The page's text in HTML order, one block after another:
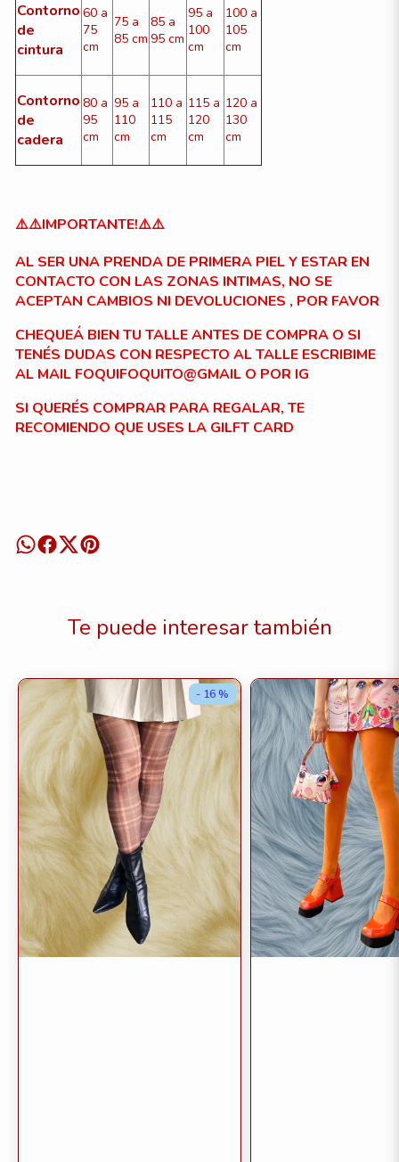
Contorno
de
cintura
60 a
75
cm
75 a
85 cm
85 a
95 cm
95 a
100
cm
100 a
105
cm
Contorno
de
cadera
80 a
95
cm
95 a
110
cm
110 a
115
cm
115 a
120
cm
120 a
130
cm
⚠️⚠️IMPORTANTE!⚠️⚠️
AL SER UNA PRENDA DE PRIMERA PIEL Y ESTAR EN
CONTACTO CON LAS ZONAS INTIMAS, NO SE
ACEPTAN CAMBIOS NI DEVOLUCIONES , POR FAVOR
CHEQUEÁ BIEN TU TALLE ANTES DE COMPRA O SI
TENÉS DUDAS CON RESPECTO AL TALLE ESCRIBIME
AL MAIL FOQUIFOQUITO@GMAIL O POR IG
SI QUERÉS COMPRAR PARA REGALAR, TE
RECOMIENDO QUE USES LA GILFT CARD
Te puede interesar también
- 16 %